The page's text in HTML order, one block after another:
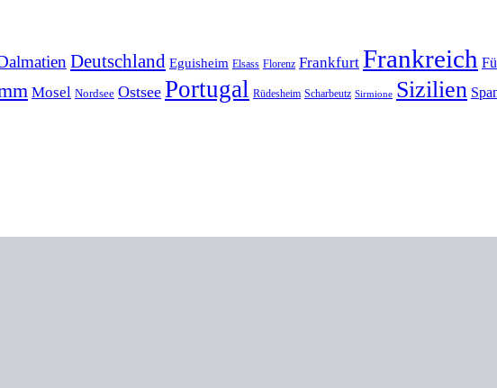
Deutschland Eguisheim Elsass Florenz Frankfurt Frankreich
Mosel Nordsee Ostsee Portugal Rüdesheim Scharbeutz Sirmione Sizilien